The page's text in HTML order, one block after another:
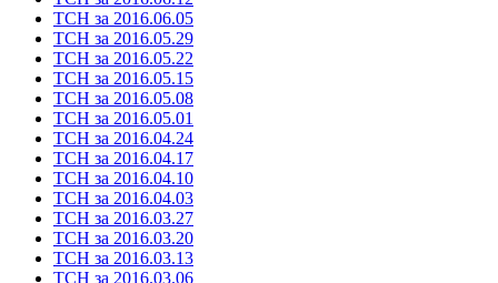
ТСН за 2016.06.05
ТСН за 2016.05.29
ТСН за 2016.05.22
ТСН за 2016.05.15
ТСН за 2016.05.08
ТСН за 2016.05.01
ТСН за 2016.04.24
ТСН за 2016.04.17
ТСН за 2016.04.10
ТСН за 2016.04.03
ТСН за 2016.03.27
ТСН за 2016.03.20
ТСН за 2016.03.13
ТСН за 2016.03.06